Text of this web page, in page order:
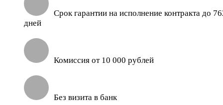
Срок гарантии на исполнение контракта до
дней
Комиссия от 10 000 рублей
Без визита в банк